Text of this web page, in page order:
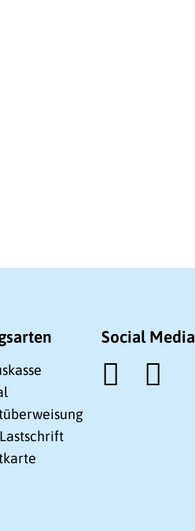
Lastschrift
Social Media